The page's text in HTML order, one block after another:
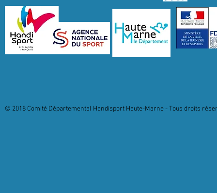
© 2018 Comité Départemental Handisport Haute-Marne - Tous droits